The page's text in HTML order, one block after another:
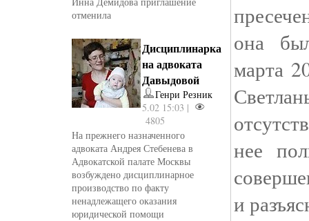
отменила
Дисциплинарка
на адвоката
Давыдовой
Генри Резник
5.02 15:03 |
4805
На прежнего назначенного
адвоката Андрея Стебенева в
Адвокатской палате Москвы
возбуждено дисциплинарное
производство по факту
ненадлежащего оказания
юридической помощи
она
марта
нее
и